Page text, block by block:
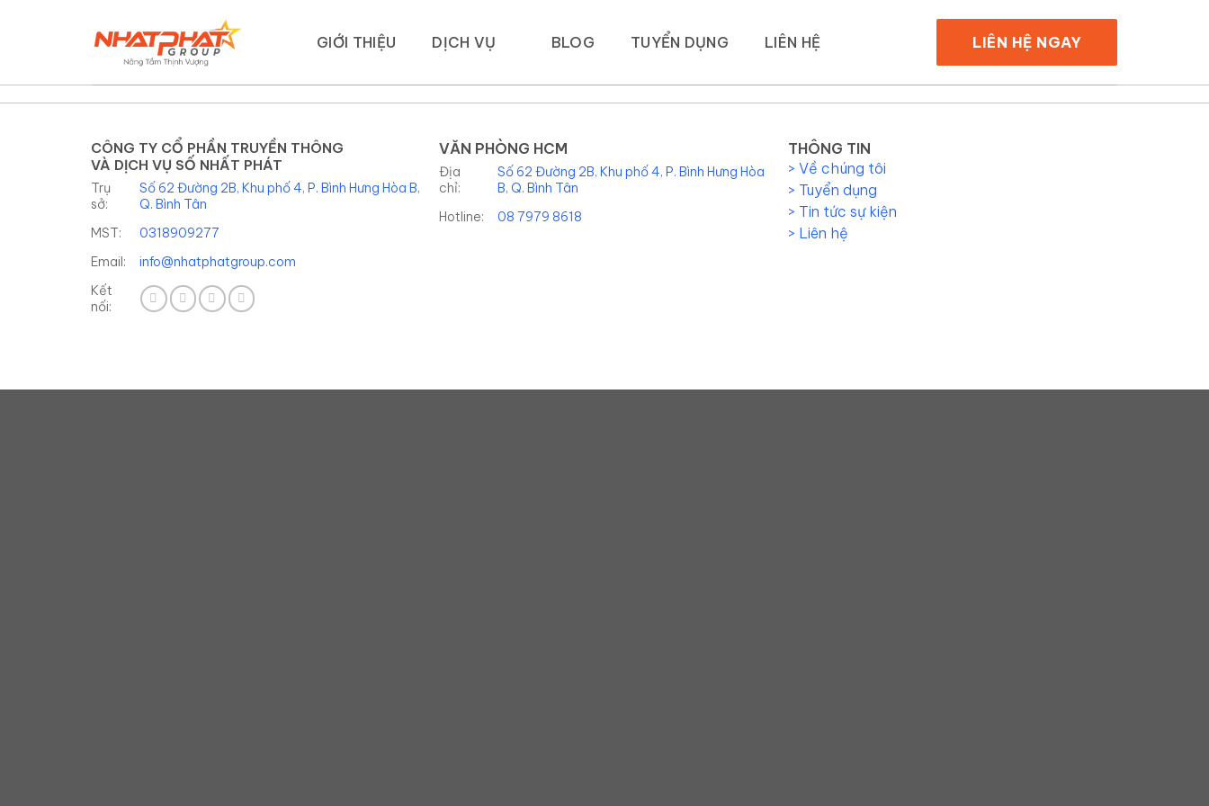
nội
GIỚI THIỆU DỊCH VỤ BLOG TUYỂN DỤNG LIÊN HỆ LIÊN HỆ NGAY
CÔNG TY CỔ PHẦN TRUYỀN THÔNG
VÀ DỊCH VỤ SỐ NHẤT PHÁT
Trụ
sở:
Số 62 Đường 2B, Khu phố 4, P. Bình Hưng Hòa B,
Q. Bình Tân
MST:
0318909277
Email:
info@nhatphatgroup.com
Kết
nối:
VĂN PHÒNG HCM
Địa
chỉ:
Số 62 Đường 2B, Khu phố 4, P. Bình Hưng Hòa
B, Q. Bình Tân
Hotline:
08 7979 8618
THÔNG TIN
> Về chúng tôi
> Tuyển dụng
> Tin tức sự kiện
> Liên hệ